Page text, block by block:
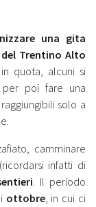
una gita
Trentino Alto
quota, alcuni si
per poi fare una
solo a
camminare
infatti di
. Il periodo
ottobre, in cui ci